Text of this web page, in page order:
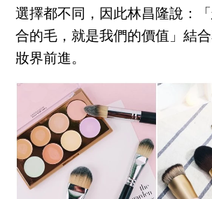
選擇都不同，因此林昌隆說：
合的毛，就是我們的價值」結
妝界前進。